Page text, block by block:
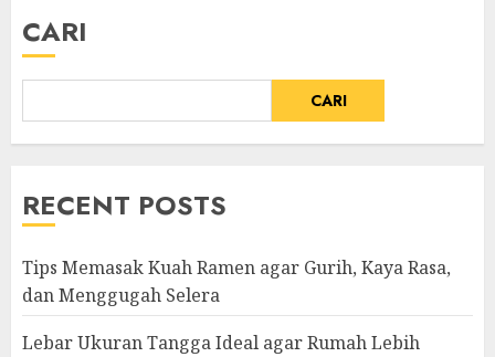
CARI
CARI
RECENT POSTS
Tips Memasak Kuah Ramen agar Gurih, Kaya Rasa,
dan Menggugah Selera
Lebar Ukuran Tangga Ideal agar Rumah Lebih